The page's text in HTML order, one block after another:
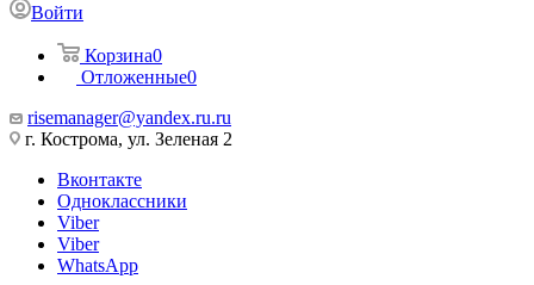
Войти
Корзина0
Отложенные0
risemanager@yandex.ru.ru
г. Кострома, ул. Зеленая 2
Вконтакте
Одноклассники
Viber
Viber
WhatsApp